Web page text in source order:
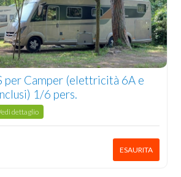
per Camper (elettricità 6A e
1/6 pers.
dettaglio
ESAURITA